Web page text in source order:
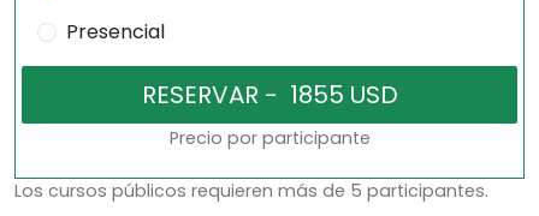
Presencial
Precio por participante
Los cursos públicos requieren más de 5 participantes.